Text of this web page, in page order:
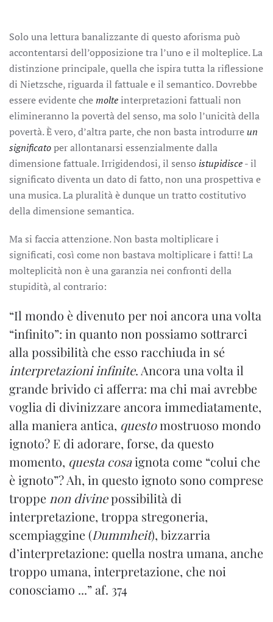
Solo una lettura banalizzante di questo aforisma può
accontentarsi dell’opposizione tra l’uno e il molteplice. La
distinzione principale, quella che ispira tutta la riflessione
di Nietzsche, riguarda il fattuale e il semantico. Dovrebbe
essere evidente chemolteinterpretazioni fattuali non
elimineranno la povertà del senso, ma solo l’unicità della
povertà. È vero, d’altra parte, che non basta introdurreun
significatoper allontanarsi essenzialmente dalla
dimensione fattuale. Irrigidendosi, il senso istupidisce- il
significato diventa un dato di fatto, non una prospettiva e
una musica. La pluralità è dunque un tratto costitutivo
della dimensione semantica.
Ma si faccia attenzione. Non basta moltiplicare i
significati, così come non bastava moltiplicare i fatti! La
molteplicità non è una garanzia nei confronti della
stupidità, al contrario:
“Il mondo è divenuto per noi ancora una volta
“infinito”: in quanto non possiamo sottrarci
alla possibilità che esso racchiuda in sé
interpretazioni infinite. Ancora una volta il
grande brivido ci afferra: ma chi mai avrebbe
voglia di divinizzare ancora immediatamente,
alla maniera antica, questomostruoso mondo
ignoto? E di adorare, forse, da questo
momento, questa cosaignota come “colui che
è ignoto”? Ah, in questo ignoto sono comprese
troppe non divinepossibilità di
interpretazione, troppa stregoneria,
scempiaggine (Dummheit), bizzarria
d’interpretazione: quella nostra umana, anche
troppo umana, interpretazione, che noi
conosciamo ...” af. 374